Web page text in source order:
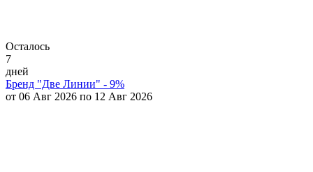
Осталось
7
дней
Бренд "Две Линии" - 9%
от 06 Авг 2026 по 12 Авг 2026